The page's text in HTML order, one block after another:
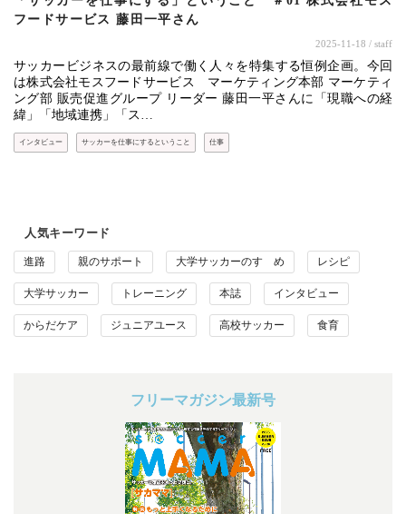
フードサービス 藤田一平さん
2025-11-18 / staff
サッカービジネスの最前線で働く人々を特集する恒例企画。今回
は株式会社モスフードサービス マーケティング本部 マーケティ
ング部 販売促進グループ リーダー 藤田一平さんに「現職への経
緯」「地域連携」「ス…
インタビュー サッカーを仕事にするということ 仕事
人気キーワード
進路 親のサポート 大学サッカーのすゝめ レシピ
大学サッカー トレーニング 本誌 インタビュー
からだケア ジュニアユース 高校サッカー 食育
フリーマガジン最新号